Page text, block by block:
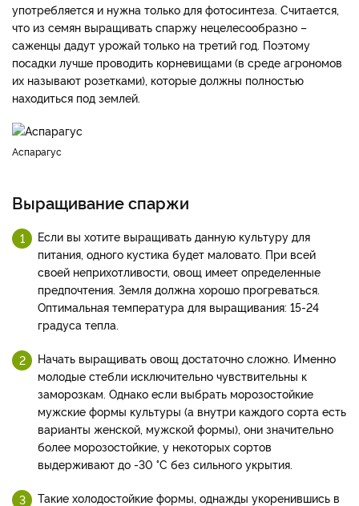
употребляется и нужна только для фотосинтеза. Считается,
что из семян выращивать спаржу нецелесообразно –
саженцы дадут урожай только на третий год. Поэтому
посадки лучше проводить корневищами (в среде агрономов
их называют розетками), которые должны полностью
находиться под землей.
Аспарагус
Выращивание спаржи
Если вы хотите выращивать данную культуру для
питания, одного кустика будет маловато. При всей
своей неприхотливости, овощ имеет определенные
предпочтения. Земля должна хорошо прогреваться.
Оптимальная температура для выращивания: 15-24
градуса тепла.
Начать выращивать овощ достаточно сложно. Именно
молодые стебли исключительно чувствительны к
заморозкам. Однако если выбрать морозостойкие
мужские формы культуры (а внутри каждого сорта есть
варианты женской, мужской формы), они значительно
более морозостойкие, у некоторых сортов
выдерживают до -30 °C без сильного укрытия.
Такие холодостойкие формы, однажды укоренившись в